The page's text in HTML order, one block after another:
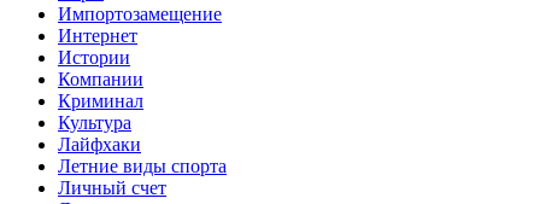
Импортозамещение
Интернет
Истории
Компании
Криминал
Культура
Лайфхаки
Летние виды спорта
Личный счет